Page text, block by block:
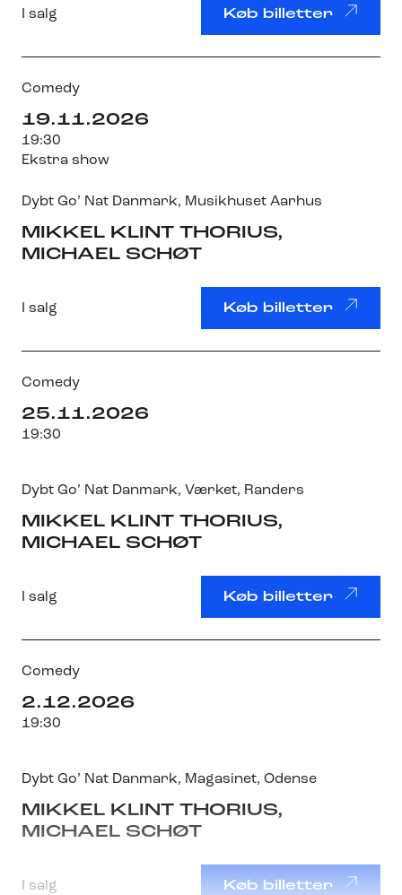
I salg Køb billetter
Comedy
19.11.2026
19:30
Ekstra show
Dybt Go’ Nat Danmark, Musikhuset Aarhus
MIKKEL KLINT THORIUS,
MICHAEL SCHØT
I salg Køb billetter
Comedy
25.11.2026
19:30
Dybt Go’ Nat Danmark, Værket, Randers
MIKKEL KLINT THORIUS,
MICHAEL SCHØT
I salg Køb billetter
Comedy
2.12.2026
19:30
Dybt Go’ Nat Danmark, Magasinet, Odense
MIKKEL KLINT THORIUS,
MICHAEL SCHØT
I salg Køb billetter